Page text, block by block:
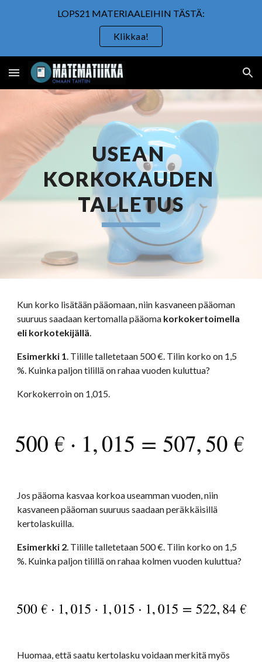
LOPS21 MATERIAALEIHIN TÄSTÄ:
Klikkaa!
USEAN
KORKOKAUDEN
TALLETUS
Kun korko lisätään pääomaan, niin kasvaneen pääoman
suuruus saadaan kertomalla pääoma korkokertoimella
eli korkotekijällä.
Esimerkki 1. Tilille talletetaan 500 €. Tilin korko on 1,5
%. Kuinka paljon tilillä on rahaa vuoden kuluttua?
Korkokerroin on 1,015.
Jos pääoma kasvaa korkoa useamman vuoden, niin
kasvaneen pääoman suuruus saadaan peräkkäisillä
kertolaskuilla.
Esimerkki 2. Tilille talletetaan 500 €. Tilin korko on 1,5
%. Kuinka paljon tilillä on rahaa kolmen vuoden kuluttua?
Huomaa, että saatu kertolasku voidaan merkitä myös